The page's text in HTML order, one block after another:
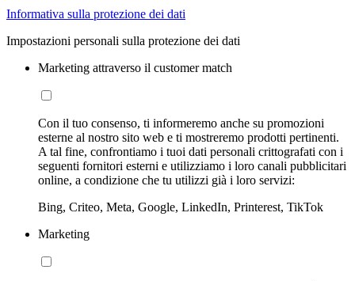
Informativa sulla protezione dei dati
Impostazioni personali sulla protezione dei dati
Marketing attraverso il customer match
Con il tuo consenso, ti informeremo anche su promozioni
esterne al nostro sito web e ti mostreremo prodotti pertinenti.
A tal fine, confrontiamo i tuoi dati personali crittografati con i
seguenti fornitori esterni e utilizziamo i loro canali pubblicitari
online, a condizione che tu utilizzi già i loro servizi:
Bing, Criteo, Meta, Google, LinkedIn, Printerest, TikTok
Marketing